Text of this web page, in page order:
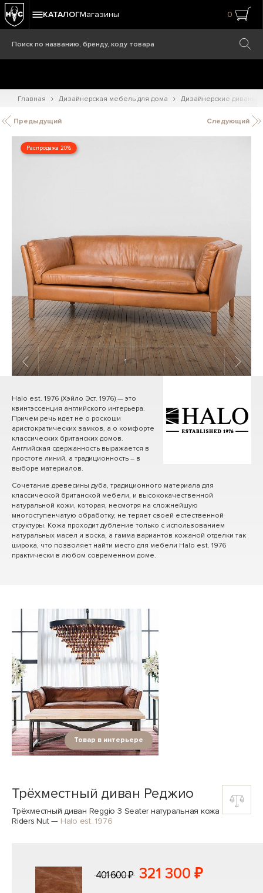
КАТАЛОГМагазины 0
Главная Дизайнерская мебель для дома Дизайнерские диваны
Предыдущий Следующий
Распродажа 20%
1/ 14
Halo est. 1976 (Хэйло Эст. 1976) — это
квинтэссенция английского интерьера.
Причем речь идет не о роскоши
аристократических замков, а о комфорте
классических британских домов.
Английская сдержанность выражается в
простоте линий, а традиционность – в
выборе материалов.
Сочетание древесины дуба, традиционного материала для
классической британской мебели, и высококачественной
натуральной кожи, которая, несмотря на сложнейшую
многоступенчатую обработку, не теряет своей естественной
структуры. Кожа проходит дубление только с использованием
натуральных масел и воска, а гамма вариантов кожаной отделки так
широка, что позволяет найти место для мебели Halo est. 1976
практически в любом современном доме.
Товар в интерьере
Трёхместный диван Реджио
Трёхместный диван Reggio 3 Seater натуральная кожа
Riders Nut— Halo est. 1976
401 600 ₽ 321 300 ₽